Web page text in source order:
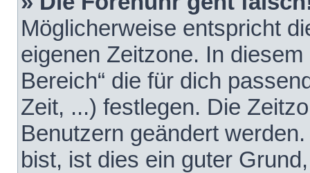
Möglicherweise entspricht
eigenen Zeitzone. In
Bereich“ die für dich
Zeit, ...) festlegen. Die
Benutzern geändert
bist, ist dies ein guter